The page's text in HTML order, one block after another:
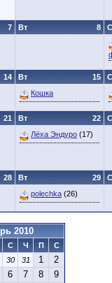
7 8
Вт
14 15
Вт
Кошка
21 22
Вт
Лёха Эндуро (17)
28 29
Вт
polechka (26)
2010
С Ч П
С
30 31 1 2
6 7 8 9